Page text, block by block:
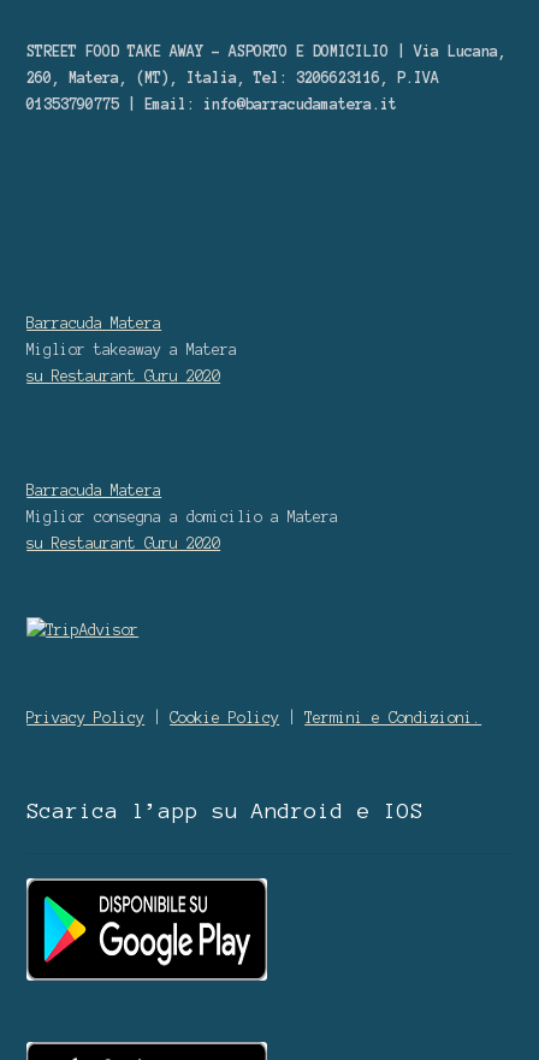
STREET FOOD TAKE AWAY – ASPORTO E DOMICILIO | Via Lucana,
260, Matera, (MT), Italia, Tel: 3206623116, P.IVA
01353790775 | Email: info@barracudamatera.it
Barracuda Matera
Miglior takeaway a Matera
su Restaurant Guru
2020
Barracuda Matera
Miglior consegna a domicilio a Matera
su Restaurant Guru
2020
Privacy Policy |Cookie Policy |Termini e Condizioni.
Scarica l’app su Android e IOS